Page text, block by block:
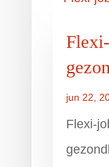
jun 22,
Flexi-